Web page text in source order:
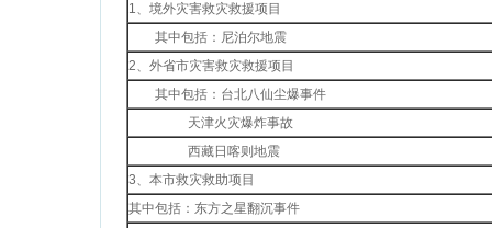
1、境外灾害救灾救援项目
其中包括：尼泊尔地震
2、外省市灾害救灾救援项目
其中包括：台北八仙尘爆事件
天津火灾爆炸事故
西藏日喀则地震
3、本市救灾救助项目
其中包括：东方之星翻沉事件